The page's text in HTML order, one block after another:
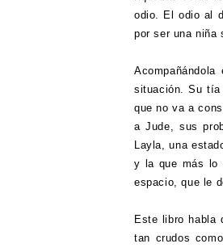
odio. El odio al
por ser una niña
situación. Su tía
que no va a
a Jude, sus
Layla, una
y la que más lo
espacio, que le
Este libro habla
tan crudos